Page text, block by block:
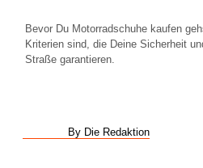
Bevor Du Motorradschuhe kaufen
Kriterien sind, die Deine Sicherheit
Straße garantieren.
By Die Redaktion